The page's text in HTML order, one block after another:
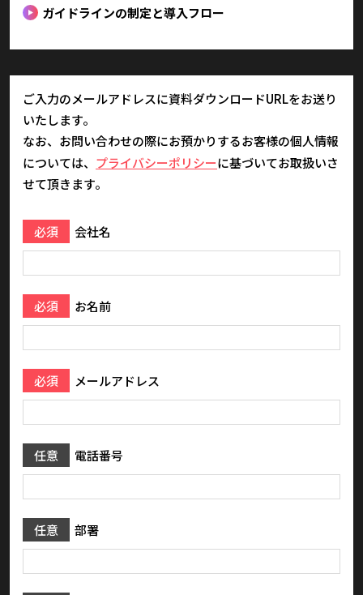
ガイドラインの制定と導入フロー
ご入力のメールアドレスに資料ダウンロードURLをお送り
いたします。
なお、お問い合わせの際にお預かりするお客様の個人情報
については、 プライバシーポリシーに基づいてお取扱いさ
せて頂きます。
必須 会社名
必須 お名前
必須 メールアドレス
任意 電話番号
任意 部署